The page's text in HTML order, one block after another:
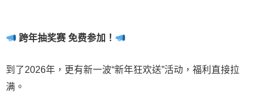
跨年抽奖赛 免费参加 ！
到了2026年，更有新一波“新年狂欢送”活动，福利直接拉
满。